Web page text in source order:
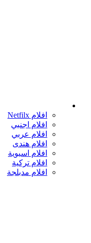
افلام Netfilx
افلام اجنبي
افلام عربي
افلام هندى
افلام اسيوية
افلام تركية
افلام مدبلجة